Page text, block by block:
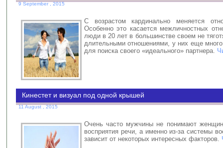
9 September , 2015
С возрастом кардинально меняется
Особенно это касается межличностных
люди в 20 лет в большинстве своем не
длительными отношениями, у них еще
для поиска своего «идеального» партнера.
Кинестет и визуал под одной крышей
11 August , 2015
Очень часто мужчины не понимают женщин
восприятия речи, а именно из-за системы
зависит от некоторых интересных факторов.